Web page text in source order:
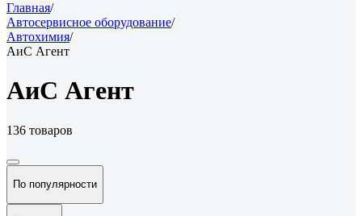
Главная/
Автосервисное оборудование/
Автохимия/
АиС Агент
АиС Агент
136 товаров
По популярности